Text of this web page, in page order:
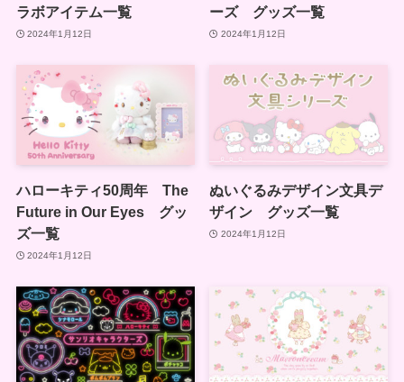
ラボアイテム一覧
2024年1月12日
ーズ グッズ一覧
2024年1月12日
ハローキティ50周年 The
Future in Our Eyes グッ
ズ一覧
2024年1月12日
ぬいぐるみデザイン文具デ
ザイン グッズ一覧
2024年1月12日